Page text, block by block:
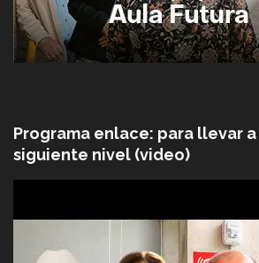
Programa enlace: para llevar
siguiente nivel (video)